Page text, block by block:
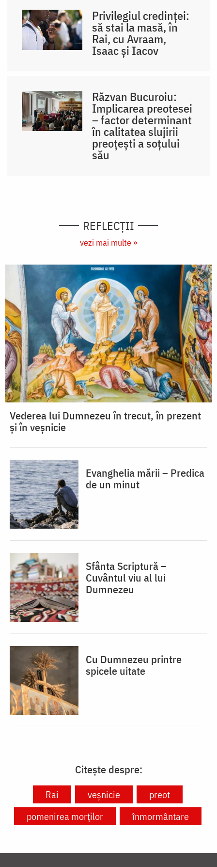
Privilegiul credinței:
să stai la masă, în
Rai, cu Avraam,
Isaac și Iacov
Răzvan Bucuroiu:
Implicarea preotesei
– factor determinant
în calitatea slujirii
preoțești a soțului
său
REFLECȚII
vezi mai multe »
Vederea lui Dumnezeu în trecut, în prezent
și în veșnicie
Evanghelia mării – Predica
de un minut
Sfânta Scriptură –
Cuvântul viu al lui
Dumnezeu
Cu Dumnezeu printre
spicele uitate
Citește despre:
Rai veșnicie
preot
pomenirea morților
înmormântare